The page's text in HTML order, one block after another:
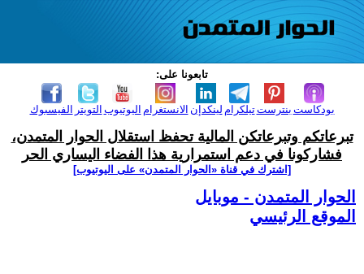
تابعونا على:
الفيسبوك التويتر اليوتيوب الانستغرام لينكدإن تيلكرامبنترست بودكاست
تبرعاتكم وتبرعاتكن المالية تحفظ استقلال الحوار المتمدن،
فشاركونا في دعم استمرارية هذا الفضاء اليساري الحر
[اشترك في قناة ‫«الحوار المتمدن» على اليوتيوب]
الحوار المتمدن - موبايل
الموقع الرئيسي